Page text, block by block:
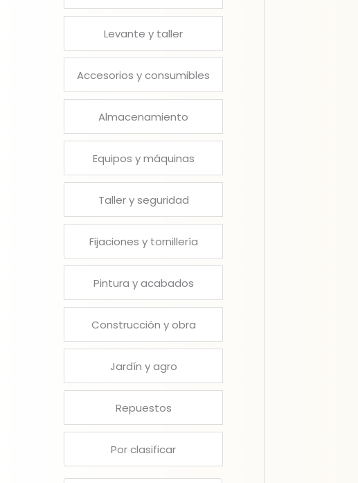
Levante y taller
Accesorios y consumibles
Almacenamiento
Equipos y máquinas
Taller y seguridad
Fijaciones y tornillería
Pintura y acabados
Construcción y obra
Jardín y agro
Repuestos
Por clasificar